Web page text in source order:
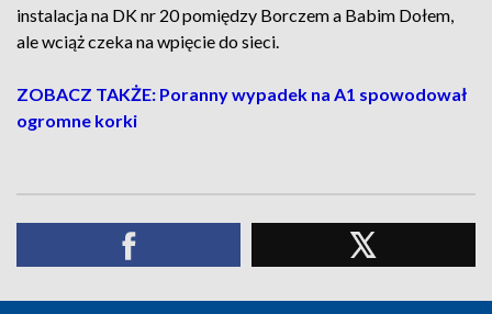
instalacja na DK nr 20 pomiędzy Borczem a Babim Dołem,
ale wciąż czeka na wpięcie do sieci.
ZOBACZ TAKŻE: Poranny wypadek na A1 spowodował
ogromne korki